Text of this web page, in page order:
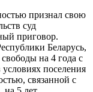
признал свою
суд
приговор.
Беларусь,
на 4 года с
поселения
связанной с